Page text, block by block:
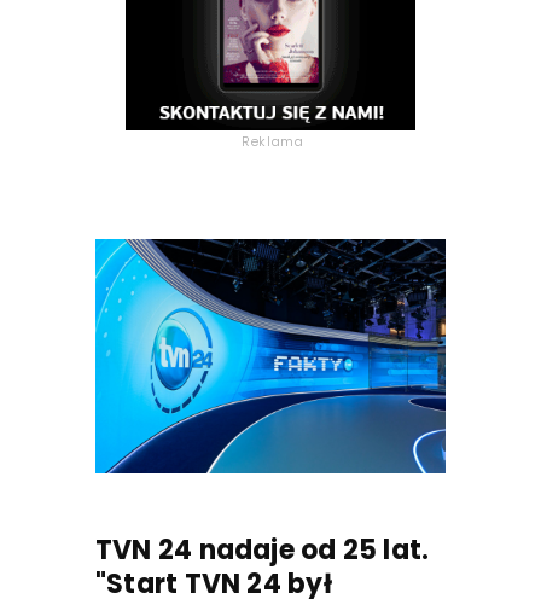
Reklama
TVN 24 nadaje od 25 lat.
"Start TVN 24 był